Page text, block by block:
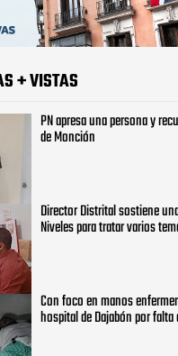
+ VISTAS
PN apresa una persona y
de Monción
Director Distrital sostiene
Niveles para tratar varios
Con foco en manos
hospital de Dajabón por